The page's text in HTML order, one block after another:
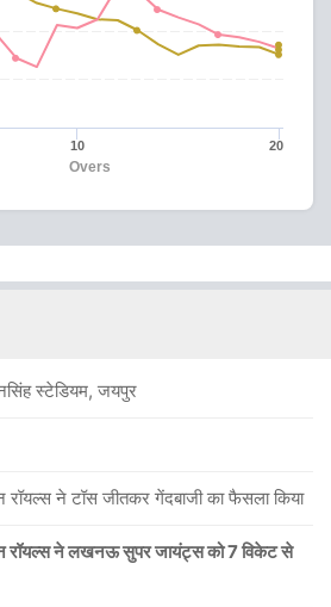
Overs
10 20
स्टेडियम, जयपुर
रॉयल्स ने टॉस जीतकर गेंदबाजी का फैसला किया
रॉयल्स ने लखनऊ सुपर जायंट्स को 7 विकेट से